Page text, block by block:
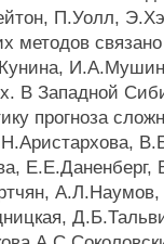
П.Уолл,
методов
В Западной
прогноза